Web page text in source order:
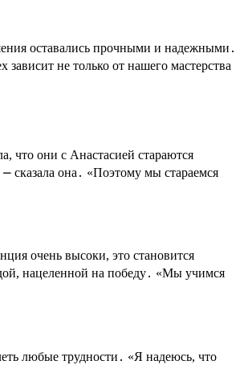
оставались прочными и надежными․
не только от нашего мастерства
что они с Анастасией стараются
она․ «Поэтому мы стараемся
очень высоки, это становится
нацеленной на победу․ «Мы учимся
любые трудности․ «Я надеюсь, что